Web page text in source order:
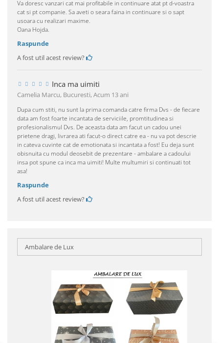
Va doresc vanzari cat mai profitabile in continuare atat pt d-voastra
cat si pt companie. Sa aveti o seara faina in continuare si o sapt
usoara cu realizari maxime.
Oana Hojda.
Raspunde
A fost util acest review?
Inca ma uimiti
Camelia Marcu, Bucuresti,Acum 13 ani
Dupa cum stiti, nu sunt la prima comanda catre firma Dvs - de fiecare
data am fost foarte incantata de serviciile, promtitudinea si
profesionalismul Dvs. De aceasta data am facut un cadou unei
prietene dragi, livrarea ati facut-o direct catre ea - nu va pot descrie
in cateva cuvinte cat de emotionata si incantata a fost! Eu deja sunt
obisnuita cu modul deosebit de prezentare - ambalare a cadoului
insa pot spune ca inca ma uimiti! Multe multumiri si continuati tot
asa!
Raspunde
A fost util acest review?
Ambalare de Lux